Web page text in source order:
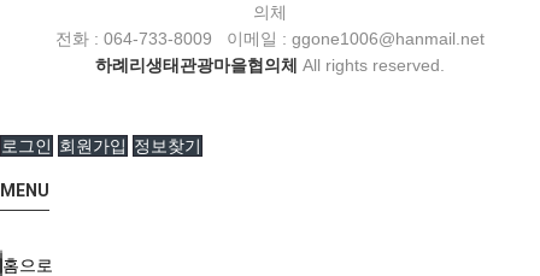
의체
전화 : 064-733-8009 이메일 : ggone1006@hanmail.net
하례리생태관광마을협의체 All rights reserved.
로그인 회원가입 정보찾기
MENU
홈으로